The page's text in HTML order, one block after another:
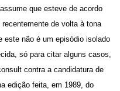
que esteve de acordo
de volta à tona
este não é um episódio isolado
só para citar alguns casos,
contra a candidatura de
edição feita, em 1989, do